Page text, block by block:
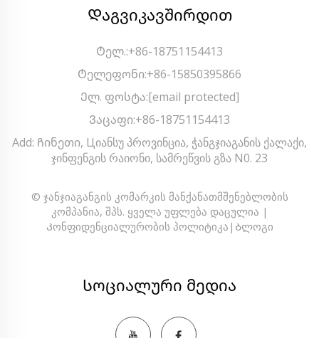
Დაგვიკავშირდით
Ტელ.:+86-18751154413
Ტელეფონი:+86-15850395866
Ელ. ფოსტა:[email protected]
Ვაცაფი:+86-18751154413
Add: Ჩინეთი, Цიანსუ პროვინცია, ჭანგჯიაგანის ქალაქი,
ჯინფენგის რაიონი, სამრეწვის გზა N0. 23
© ჯანჯიაგანგის კომარკის მანქანათმშენებლობის
კომპანია, შპს. ყველა უფლება დაცულია |
Კონფიდენციალურობის პოლიტიკა | Ბლოგი
Სოციალური მედია